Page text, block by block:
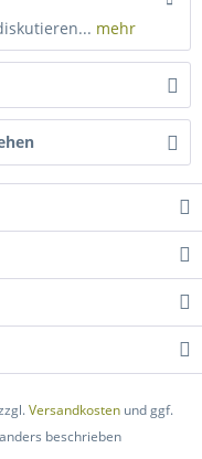
mehr
Versandkosten und ggf.
beschrieben